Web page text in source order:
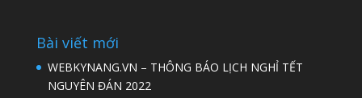
Bài viết mới
WEBKYNANG.VN – THÔNG BÁO LỊCH NGHỈ TẾT
NGUYÊN ĐÁN 2022